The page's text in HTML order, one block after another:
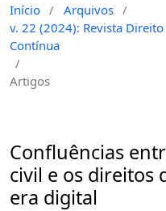
Início / Arquivos /
v. 22 (2024): Revista
Contínua
/
Artigos
Confluências
civil e os direitos
era digital